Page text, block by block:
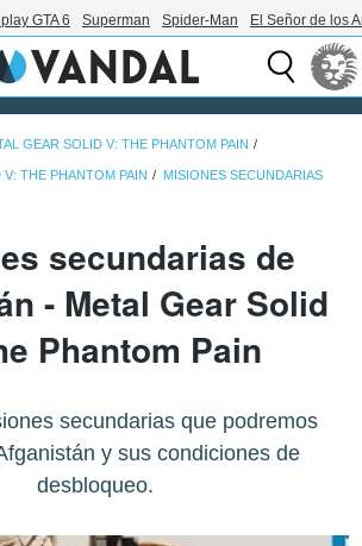
GTA 6 Superman Spider-Man El Señor de los
GEAR SOLID V: THE PHANTOM PAIN
THE PHANTOM PAIN MISIONES SECUNDARIAS
secundarias de
- Metal Gear Solid
Phantom Pain
secundarias que podremos
y sus condiciones de
desbloqueo.